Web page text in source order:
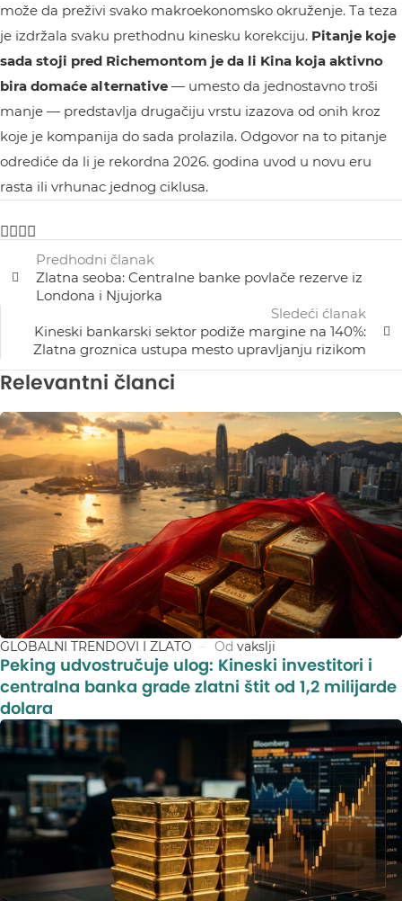
može da preživi svako makroekonomsko okruženje. Ta teza
je izdržala svaku prethodnu kinesku korekciju. Pitanje koje
sada stoji pred Richemontom je da li Kina koja aktivno
bira domaće alternative — umesto da jednostavno troši
manje — predstavlja drugačiju vrstu izazova od onih kroz
koje je kompanija do sada prolazila. Odgovor na to pitanje
odrediće da li je rekordna 2026. godina uvod u novu eru
rasta ili vrhunac jednog ciklusa.
Predhodni članak
Zlatna seoba: Centralne banke povlače rezerve iz
Londona i Njujorka
Sledeći ćlanak
Kineski bankarski sektor podiže margine na 140%:
Zlatna groznica ustupa mesto upravljanju rizikom
Relevantni članci
GLOBALNI TRENDOVI I ZLATO Od vakslji
Peking udvostručuje ulog: Kineski investitori i
centralna banka grade zlatni štit od 1,2 milijarde
dolara